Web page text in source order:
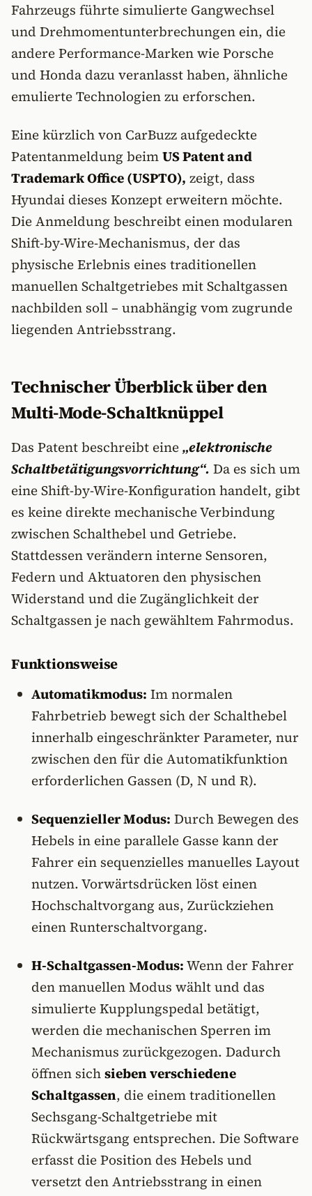
Fahrzeugs führte simulierte Gangwechsel
und Drehmomentunterbrechungen ein, die
andere Performance-Marken wie Porsche
und Honda dazu veranlasst haben, ähnliche
emulierte Technologien zu erforschen.
Eine kürzlich von CarBuzz aufgedeckte
Patentanmeldung beimUS Patent and
Trademark Office (USPTO), zeigt, dass
Hyundai dieses Konzept erweitern möchte.
Die Anmeldung beschreibt einen modularen
Shift-by-Wire-Mechanismus, der das
physische Erlebnis eines traditionellen
manuellen Schaltgetriebes mit Schaltgassen
nachbilden soll – unabhängig vom zugrunde
liegenden Antriebsstrang.
Technischer Überblick über den
Multi-Mode-Schaltknüppel
Das Patent beschreibt eine„elektronische
Schaltbetätigungsvorrichtung“. Da es sich um
eine Shift-by-Wire-Konfiguration handelt, gibt
es keine direkte mechanische Verbindung
zwischen Schalthebel und Getriebe.
Stattdessen verändern interne Sensoren,
Federn und Aktuatoren den physischen
Widerstand und die Zugänglichkeit der
Schaltgassen je nach gewähltem Fahrmodus.
Funktionsweise
Automatikmodus: Im normalen
Fahrbetrieb bewegt sich der Schalthebel
innerhalb eingeschränkter Parameter, nur
zwischen den für die Automatikfunktion
erforderlichen Gassen (D, N und R).
Sequenzieller Modus: Durch Bewegen des
Hebels in eine parallele Gasse kann der
Fahrer ein sequenzielles manuelles Layout
nutzen. Vorwärtsdrücken löst einen
Hochschaltvorgang aus, Zurückziehen
einen Runterschaltvorgang.
H-Schaltgassen-Modus:Wenn der Fahrer
den manuellen Modus wählt und das
simulierte Kupplungspedal betätigt,
werden die mechanischen Sperren im
Mechanismus zurückgezogen. Dadurch
öffnen sichsieben verschiedene
Schaltgassen, die einem traditionellen
Sechsgang-Schaltgetriebe mit
Rückwärtsgang entsprechen. Die Software
erfasst die Position des Hebels und
versetzt den Antriebsstrang in einen